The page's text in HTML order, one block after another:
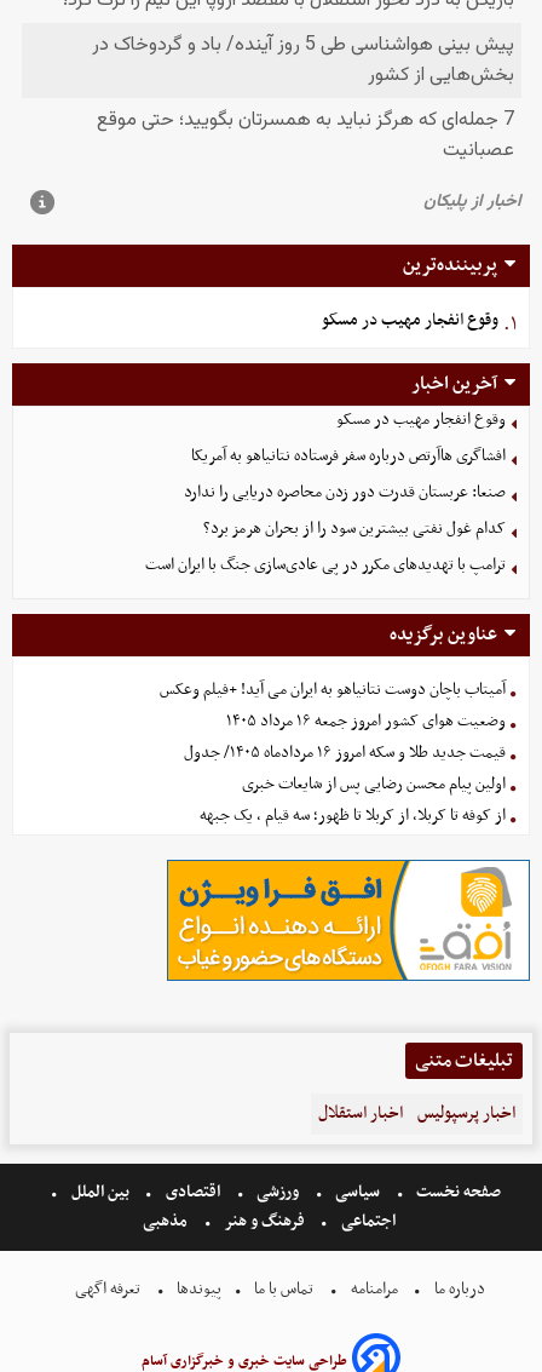
پربیننده‌ترین
۱. وقوع انفجار مهیب در مسکو
آخرین اخبار
وقوع انفجار مهیب در مسکو
افشاگری هاآرتص درباره سفر فرستاده نتانیاهو به آمریکا
صنعا: عربستان قدرت دور زدن محاصره دریایی را ندارد
کدام غول نفتی بیشترین سود را از بحران هرمز برد؟
ترامپ با تهدیدهای مکرر در پی عادی‌سازی جنگ با ایران است
عناوین برگزیده
آمیتاب باچان دوست نتانیاهو به ایران می آید! +فیلم وعکس
وضعیت هوای کشور امروز جمعه ۱۶ مرداد ۱۴۰۵
قیمت جدید طلا و سکه امروز ۱۶ مردادماه ۱۴۰۵/ جدول
اولین پیام محسن رضایی پس از شایعات خبری
از کوفه تا کربلا، از کربلا تا ظهور؛ سه قیام ، یک جبهه
تبلیغات متنی
اخبار پرسپولیس اخبار استقلال
صفحه نخست سیاسی ورزشی اقتصادی
بین الملل
اجتماعی
فرهنگ و هنر مذهبی
درباره ما مرامنامه تماس با ما پیوندها تعرفه اگهی
طراحی سایت خبری و خبرگزاری آسام